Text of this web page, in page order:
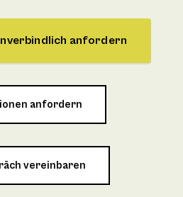
anfordern
anfordern
vereinbaren